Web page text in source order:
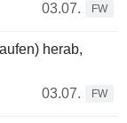
03.07.
FW
herab,
03.07.
FW